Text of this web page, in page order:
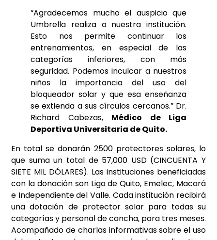
“Agradecemos mucho el auspicio que
Umbrella realiza a nuestra institución.
Esto nos permite continuar los
entrenamientos, en especial de las
categorías inferiores, con más
seguridad. Podemos inculcar a nuestros
niños la importancia del uso del
bloqueador solar y que esa enseñanza
se extienda a sus círculos cercanos.” Dr.
Richard Cabezas, Médico de Liga
Deportiva Universitaria de Quito.
En total se donarán 2500 protectores solares, lo
que suma un total de 57,000 USD (CINCUENTA Y
SIETE MIL DÓLARES). Las instituciones beneficiadas
con la donación son Liga de Quito, Emelec, Macará
e Independiente del Valle. Cada institución recibirá
una dotación de protector solar para todas su
categorías y personal de cancha, para tres meses.
Acompañado de charlas informativas sobre el uso